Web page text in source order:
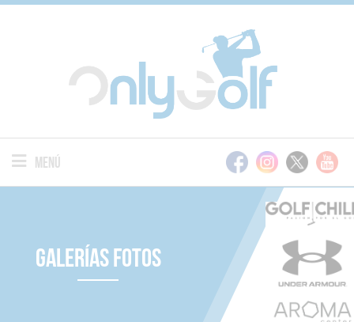
Menú
Galerías Fotos